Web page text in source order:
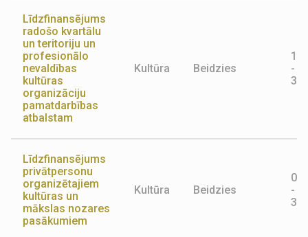
Līdzfinansējums
radošo kvartālu
un teritoriju un
profesionālo
nevaldības
kultūras
organizāciju
pamatdarbības
atbalstam
Kultūra Beidzies
-
Līdzfinansējums
privātpersonu
organizētajiem
kultūras un
mākslas nozares
pasākumiem
Kultūra Beidzies
-